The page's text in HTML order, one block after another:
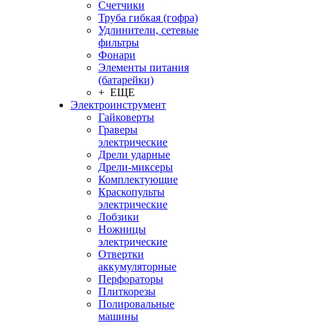
Счетчики
Труба гибкая (гофра)
Удлинители, сетевые
фильтры
Фонари
Элементы питания
(батарейки)
+ ЕЩЕ
Электроинструмент
Гайковерты
Граверы
электрические
Дрели ударные
Дрели-миксеры
Комплектующие
Краскопульты
электрические
Лобзики
Ножницы
электрические
Отвертки
аккумуляторные
Перфораторы
Плиткорезы
Полировальные
машины